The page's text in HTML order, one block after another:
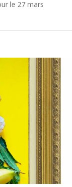
le 27 mars